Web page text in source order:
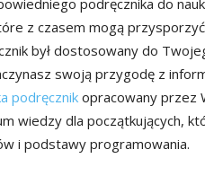
z czasem mogą
był dostosowany do
swoją przygodę z
podręcznik opracowany przez
wiedzy dla początkujących,
i podstawy programowania.